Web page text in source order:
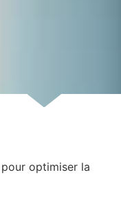
optimiser la